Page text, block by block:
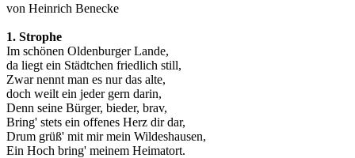
von Heinrich Benecke
1. Strophe
Im schönen Oldenburger Lande,
da liegt ein Städtchen friedlich still,
Zwar nennt man es nur das alte,
doch weilt ein jeder gern darin,
Denn seine Bürger, bieder, brav,
Bring' stets ein offenes Herz dir dar,
Drum grüß' mit mir mein Wildeshausen,
Ein Hoch bring' meinem Heimatort.